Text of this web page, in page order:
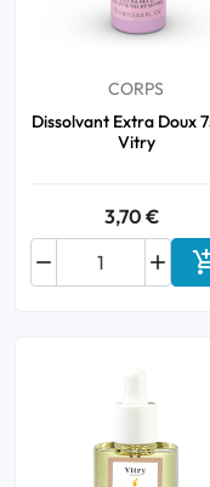
CORPS
Dissolvant Extra Doux
Vitry
3,70 €

